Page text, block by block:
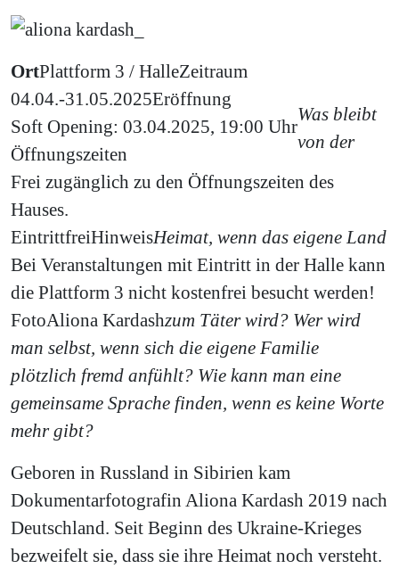
OrtPlattform 3 / HalleZeitraum
04.04.-31.05.2025Eröffnung
Soft Opening: 03.04.2025, 19:00 Uhr
Öffnungszeiten
Frei zugänglich zu den Öffnungszeiten des
Hauses.
EintrittfreiHinweis
Bei Veranstaltungen mit Eintritt in der Halle kann
die Plattform 3 nicht kostenfrei besucht werden!
FotoAliona Kardash
Was bleibt
von der
Heimat, wenn das eigene Land
zum Täter wird? Wer wird
man selbst, wenn sich die eigene Familie
plötzlich fremd anfühlt? Wie kann man eine
gemeinsame Sprache finden, wenn es keine Worte
mehr gibt?
Geboren in Russland in Sibirien kam
Dokumentarfotografin Aliona Kardash 2019 nach
Deutschland. Seit Beginn des Ukraine-Krieges
bezweifelt sie, dass sie ihre Heimat noch versteht.